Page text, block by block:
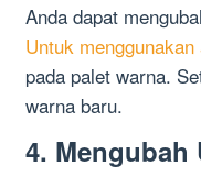
Anda dapat
Untuk menggunakan
pada palet warna.
warna baru.
4. Mengubah